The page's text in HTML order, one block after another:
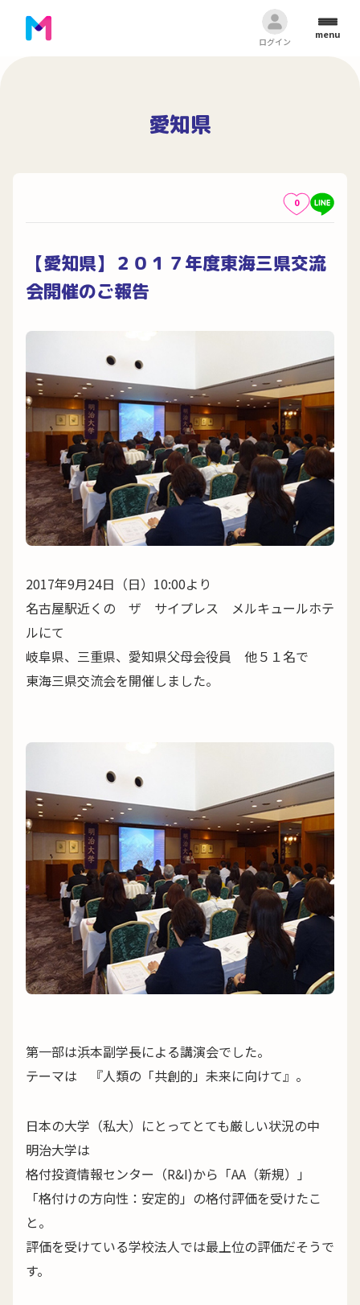
ログイン
menu
愛知県
0
【愛知県】２０１７年度東海三県交流
会開催のご報告
2017年9月24日（日）10:00より
名古屋駅近くの ザ サイプレス メルキュールホテ
ルにて
岐阜県、三重県、愛知県父母会役員 他５１名で
東海三県交流会を開催しました。
第一部は浜本副学長による講演会でした。
テーマは 『人類の「共創的」未来に向けて』。
日本の大学（私大）にとってとても厳しい状況の中
明治大学は
格付投資情報センター（R&I)から「AA（新規）」
「格付けの方向性：安定的」の格付評価を受けたこ
と。
評価を受けている学校法人では最上位の評価だそうで
す。